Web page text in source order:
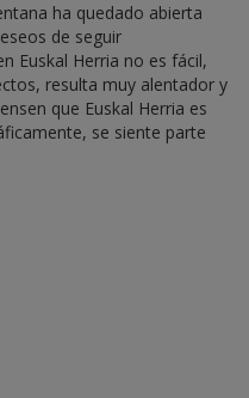
ha quedado abierta
de seguir
Euskal Herria no es fácil,
resulta muy alentador y
que Euskal Herria es
se siente parte